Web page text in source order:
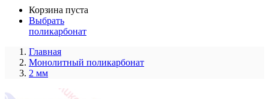
Корзина пуста
Выбрать
поликарбонат
Главная
Монолитный поликарбонат
2 мм